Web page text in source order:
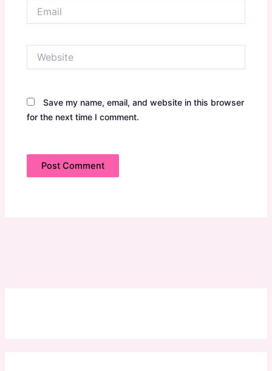
Save my name, email, and website in this browser
for the next time I comment.